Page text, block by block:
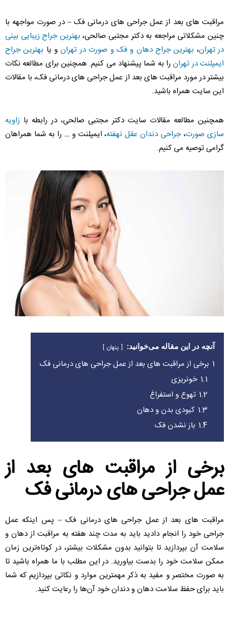
مراقبت های بعد از عمل جراحی های درمانی فک – در صورت مواجهه با
چنین مشکلاتی مراجعه به دکتر مجتبی صالحی، بهترین جراح زیبایی بینی
در تهران، بهترین جراح دهان و فک و صورت در تهرانو یا بهترین جراح
ایمپلنت در تهرانرا به شما پیشنهاد می کنیم. همچنین برای مطالعه نکات
بیشتر در مورد مراقبت های بعد از عمل جراحی های درمانی فک، با مقالات
این سایت همراه باشید.
همچنین مطالعه مقالات سایت دکتر مجتبی صالحی، در رابطه با زاویه
سازی صورت،جراحی دندان عقل نهفته، ایمپلنت و … را به شما همراهان
گرامی توصیه می کنیم.
آنچه در این مقاله می‌خوانید: پنهان
1 برخی از مراقبت های بعد از عمل جراحی های درمانی فک
1.1 خونریزی
1.2 تهوع و استفراغ
1.3 کبودی بدن و دهان
1.4 باز نشدن فک
برخی از مراقبت های بعد از
عمل جراحی های درمانی فک
مراقبت های بعد از عمل جراحی های درمانی فک – پس اینکه عمل
جراحی خود را انجام دادید باید به مدت چند هفته به مراقبت از دهان و
سلامت آن بپردازید تا بتوانید بدون مشکلات بیشتر، در کوتاه‌ترین زمان
ممکن سلامت خود را بدست بیاورید. در این مطلب با ما همراه باشید تا
به صورت مختصر و مفید به ذکر مهمترین موارد و نکاتی بپردازیم که شما
باید برای حفظ سلامت دهان و دندان خود آن‌ها را رعایت کنید.